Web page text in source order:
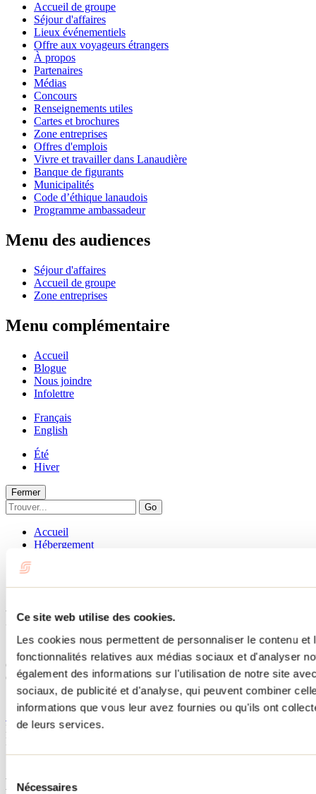
Ce site web utilise des cookies.
Les cookies nous permettent de personnaliser le contenu
fonctionnalités relatives aux médias sociaux et d'analyser
également des informations sur l'utilisation de notre site
sociaux, de publicité et d'analyse, qui peuvent combiner
informations que vous leur avez fournies ou qu'ils ont
de leurs services.
du Nécessaires
Accueil de groupe
Séjour d'affaires
Lieux événementiels
Offre aux voyageurs étrangers
À propos
Partenaires
Médias
Concours
Renseignements utiles
Cartes et brochures
Zone entreprises
Offres d'emplois
Vivre et travailler dans Lanaudière
Banque de figurants
Municipalités
Code d’éthique lanaudois
Programme ambassadeur
Menu des audiences
Séjour d'affaires
Accueil de groupe
Zone entreprises
Menu complémentaire
Accueil
Blogue
Nous joindre
Infolettre
Français
English
Été
Hiver
Fermer
Go
Accueil
Hébergement
CHALET LAC DES
FRANÇAIS
Sainte-Marcelline-de-Kildare
Chalets
CHALET LAC DES FRANÇAIS
1150 route 343
Sainte-Marcelline-de-Kildare, QC J0K2Y0
No d'enregistrement304918
Besoin d'information?
1 800 363-2788
Menu pied de page